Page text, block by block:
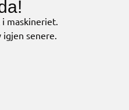
maskineriet.
senere.